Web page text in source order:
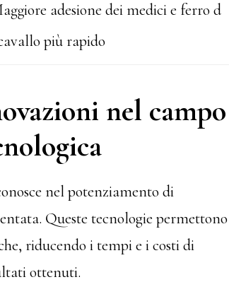
adesione dei medici e ferro d
più rapido
nel campo
nel potenziamento di
Queste tecnologie permettono
riducendo i tempi e i costi di
ottenuti.